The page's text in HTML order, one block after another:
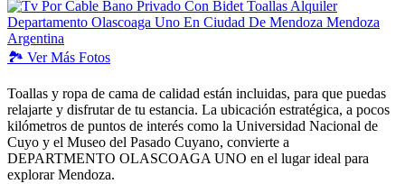
🏞️ VerMás Fotos
Toallas y ropa de cama de calidad están incluidas, para que puedas
relajarte y disfrutar de tu estancia. La ubicación estratégica, a pocos
kilómetros de puntos de interés como la Universidad Nacional de
Cuyo y el Museo del Pasado Cuyano, convierte a
DEPARTMENTO OLASCOAGA UNO en el lugar ideal para
explorar Mendoza.